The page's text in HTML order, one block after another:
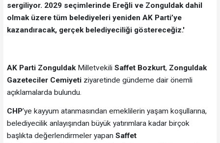
sergiliyor. 2029 seçimlerinde Ereğli ve Zonguldak dahil
olmak üzere tüm belediyeleri yeniden AK Parti’ye
kazandıracak, gerçek belediyeciliği göstereceğiz.'
AK Parti ZonguldakMilletvekili Saffet Bozkurt, Zonguldak
Gazeteciler Cemiyetiziyaretinde gündeme dair önemli
açıklamalarda bulundu.
CHP’ye kayyum atanmasından emeklilerin yaşam koşullarına,
belediyecilik anlayışından büyük yatırımlara kadar birçok
başlıkta değerlendirmeler yapan Saffet